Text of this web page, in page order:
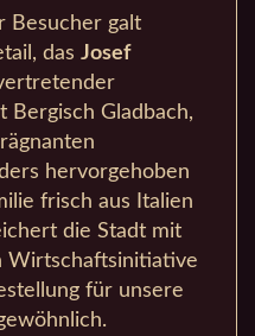
Besucher galt
das Josef
Bergisch Gladbach,
hervorgehoben
frisch aus Italien
die Stadt mit
Wirtschaftsinitiative
für unsere